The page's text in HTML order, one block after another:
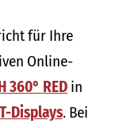
für Ihre
Online-
360° RED in
Displays. Bei